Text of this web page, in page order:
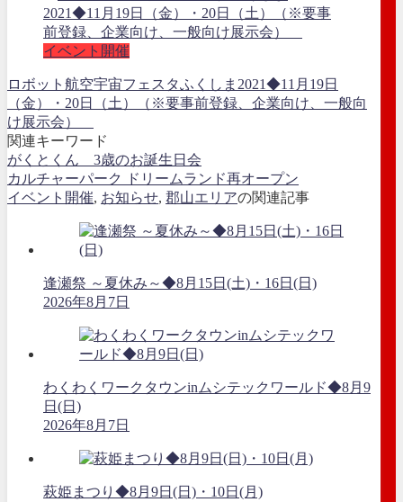
イベント開催
ロボット航空宇宙フェスタふくしま2021◆11月19日
（金）・20日（土）（※要事前登録、企業向け、一般向
け展示会）
関連キーワード
がくとくん 3歳のお誕生日会
カルチャーパーク ドリームランド再オープン
イベント開催, お知らせ, 郡山エリアの関連記事
逢瀬祭 ～夏休み～◆8月15日(土)・16日(日)
2026年8月7日
わくわくワークタウンinムシテックワールド◆8月9
日(日)
2026年8月7日
萩姫まつり◆8月9日(日)・10日(月)